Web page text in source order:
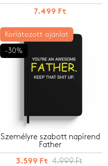
7.499 Ft
Korlátozott ajánlat
-30%
Személyre szabott napirend
Father
3.599 Ft 4.999 Ft